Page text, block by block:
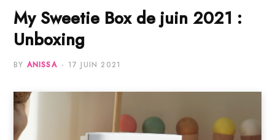
My Sweetie Box de juin 2021 :
Unboxing
BY ANISSA 17 JUIN 2021